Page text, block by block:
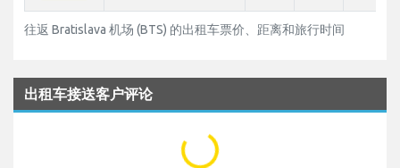
往返 Bratislava 机场 (BTS) 的出租车票价、距离和旅行时间
出租车接送客户评论
...